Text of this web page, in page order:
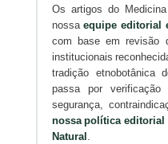
Os artigos do
nossaequipe editorial
com base em revisão
institucionais
tradição etnobotânica
passa por verificação
segurança,
nossa política editorial
Natural.